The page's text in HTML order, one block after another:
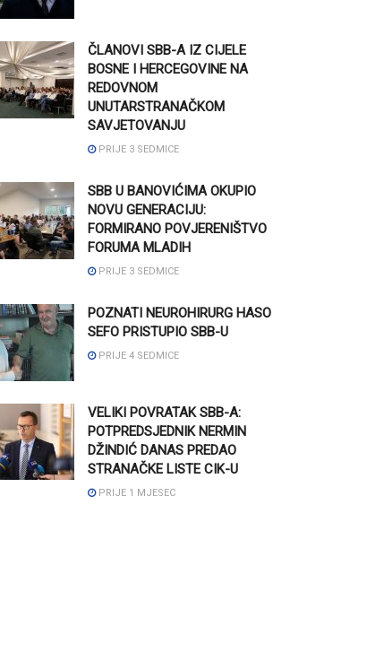
ČLANOVI SBB-A IZ CIJELE
BOSNE I HERCEGOVINE NA
REDOVNOM
UNUTARSTRANAČKOM
SAVJETOVANJU
PRIJE 3 SEDMICE
SBB U BANOVIĆIMA OKUPIO
NOVU GENERACIJU:
FORMIRANO POVJERENIŠTVO
FORUMA MLADIH
PRIJE 3 SEDMICE
POZNATI NEUROHIRURG HASO
SEFO PRISTUPIO SBB-U
PRIJE 4 SEDMICE
VELIKI POVRATAK SBB-A:
POTPREDSJEDNIK NERMIN
DŽINDIĆ DANAS PREDAO
STRANAČKE LISTE CIK-U
PRIJE 1 MJESEC